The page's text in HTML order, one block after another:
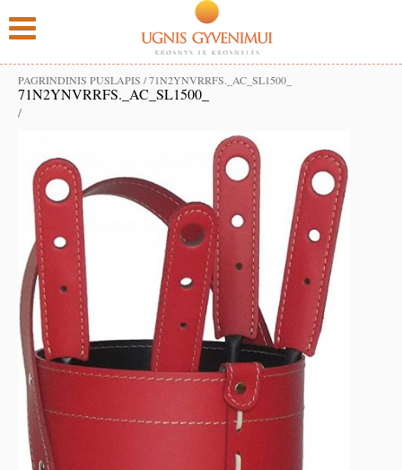
PAGRINDINIS PUSLAPIS /71N2YNVRRFS._AC_SL1500_
71N2YNVRRFS._AC_SL1500_
/